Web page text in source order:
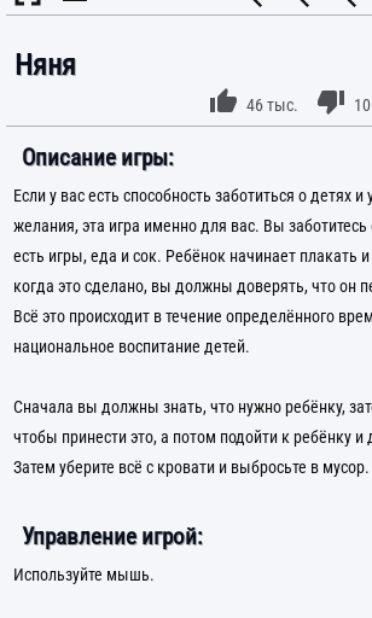
Няня
46 тыс.
Описание игры:
Если у вас есть способность заботиться о детях
желания, эта игра именно для вас. Вы заботитесь
есть игры, еда и сок. Ребёнок начинает плакать и
когда это сделано, вы должны доверять, что он
Всё это происходит в течение определённого
национальное воспитание детей.
Сначала вы должны знать, что нужно ребёнку,
чтобы принести это, а потом подойти к ребёнку и
Затем уберите всё с кровати и выбросьте в мусор.
Управление игрой:
Используйте мышь.